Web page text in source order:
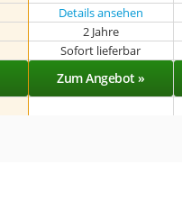
Details ansehen
2 Jahre
Sofort lieferbar
Zum Angebot »